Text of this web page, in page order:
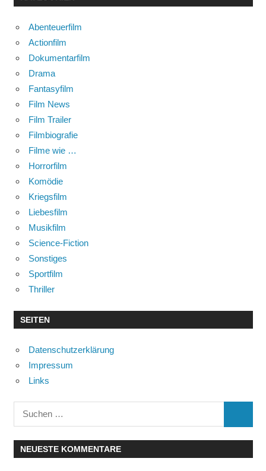
Abenteuerfilm
Actionfilm
Dokumentarfilm
Drama
Fantasyfilm
Film News
Film Trailer
Filmbiografie
Filme wie …
Horrorfilm
Komödie
Kriegsfilm
Liebesfilm
Musikfilm
Science-Fiction
Sonstiges
Sportfilm
Thriller
SEITEN
Datenschutzerklärung
Impressum
Links
Suchen
nach:
NEUESTE KOMMENTARE